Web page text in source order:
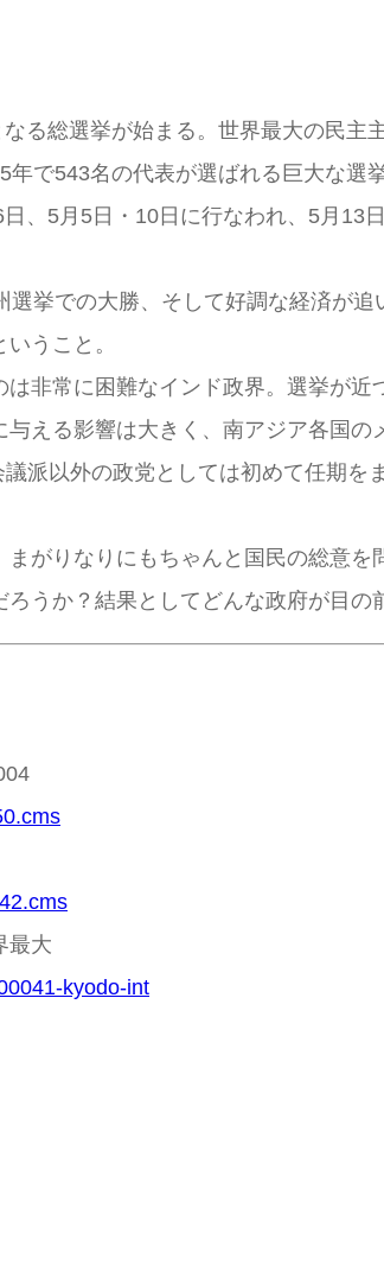
る総選挙が始まる。世界最大の民主
で543名の代表が選ばれる巨大な選挙
、5月5日・10日に行なわれ、5月13
挙での大勝、そして好調な経済が
うこと。
非常に困難なインド政界。選挙が
える影響は大きく、南アジア各国の
派以外の政党としては初めて任期を
がりなりにもちゃんと国民の総意を
うか？結果としてどんな政府が目の
最大
kyodo-int